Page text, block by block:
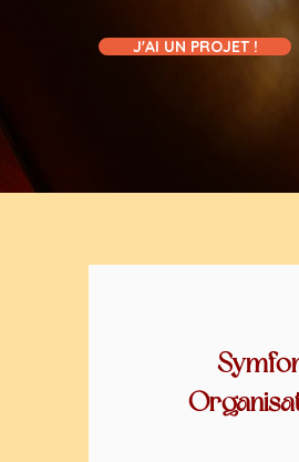
J'AI UN PROJET !